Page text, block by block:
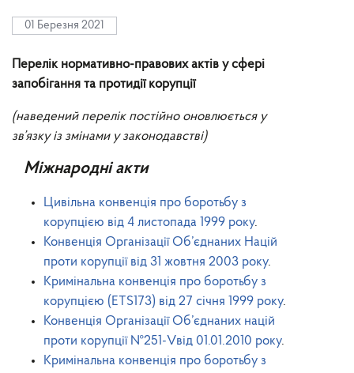
01 Березня 2021
Перелік нормативно-правових актів у сфері
запобігання та протидії корупції
(наведений перелік постійно оновлюється у
зв’язку із змінами у законодавстві)
Міжнародні акти
Цивільна конвенція про боротьбу з
корупцією від 4 листопада 1999 року.
Конвенція Організації Об’єднаних Націй
проти корупції від 31 жовтня 2003 року.
Кримінальна конвенція про боротьбу з
корупцією (ETS173) від 27 січня 1999 року.
Конвенція Організації Об’єднаних націй
проти корупції №251-Vвід 01.01.2010 року.
Кримінальна конвенція про боротьбу з